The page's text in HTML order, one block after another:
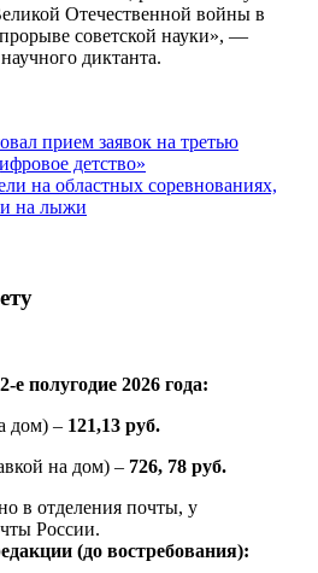
Отечественной войны в
советской науки», —
диктанта.
прием заявок на третью
детство»
на областных соревнованиях,
на лыжи
е полугодие 2026 года:
дом) – 121,13 руб.
на дом) – 726, 78 руб.
в отделения почты, у
России.
(до востребования):